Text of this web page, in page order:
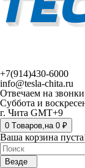
+7(914)430-6000
info@tesla-chita.ru
Отвечаем на
Суббота и
г. Чита GMT+9
0 Tоваров,на 0 ₽
Ваша корзина
Везде